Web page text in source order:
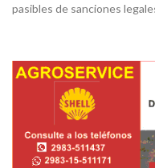
pasibles de sanciones